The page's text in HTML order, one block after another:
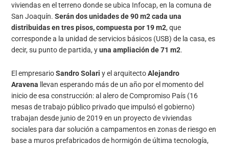
viviendas en el terreno donde se ubica Infocap, en la comuna de
San Joaquín.Serán dos unidades de 90 m2 cada una
distribuidas en tres pisos, compuesta por 19 m2, que
corresponde a la unidad de servicios básicos (USB) de la casa, es
decir, su punto de partida, yuna ampliación de 71 m2.
El empresarioSandro Solari y el arquitectoAlejandro
Aravena llevan esperando más de un año por el momento del
inicio de esa construcción: al alero de Compromiso País (16
mesas de trabajo público privado que impulsó el gobierno)
trabajan desde junio de 2019 en un proyecto de viviendas
sociales para dar solución a campamentos en zonas de riesgo en
base a muros prefabricados de hormigón de última tecnología,